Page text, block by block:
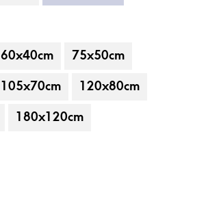
60x40cm 75x50cm
105x70cm 120x80cm
180x120cm